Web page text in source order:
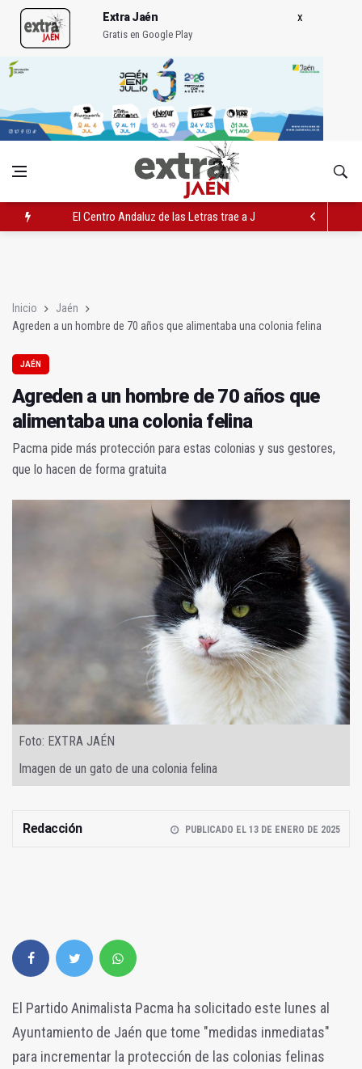
Extra Jaén
Gratis en Google Play
El Centro Andaluz de las Letras trae a Jaén al filósofo Omar
Inicio
Jaén
Agreden a un hombre de 70 años que alimentaba una colonia felina
JAÉN
Agreden a un hombre de 70 años que
alimentaba una colonia felina
Pacma pide más protección para estas colonias y sus gestores,
que lo hacen de forma gratuita
Foto: EXTRA JAÉN
Imagen de un gato de una colonia felina
Redacción PUBLICADO EL 13 DE ENERO DE 2025
El Partido Animalista Pacma ha solicitado este lunes al
Ayuntamiento de Jaén que tome "medidas inmediatas"
para incrementar la protección de las colonias felinas